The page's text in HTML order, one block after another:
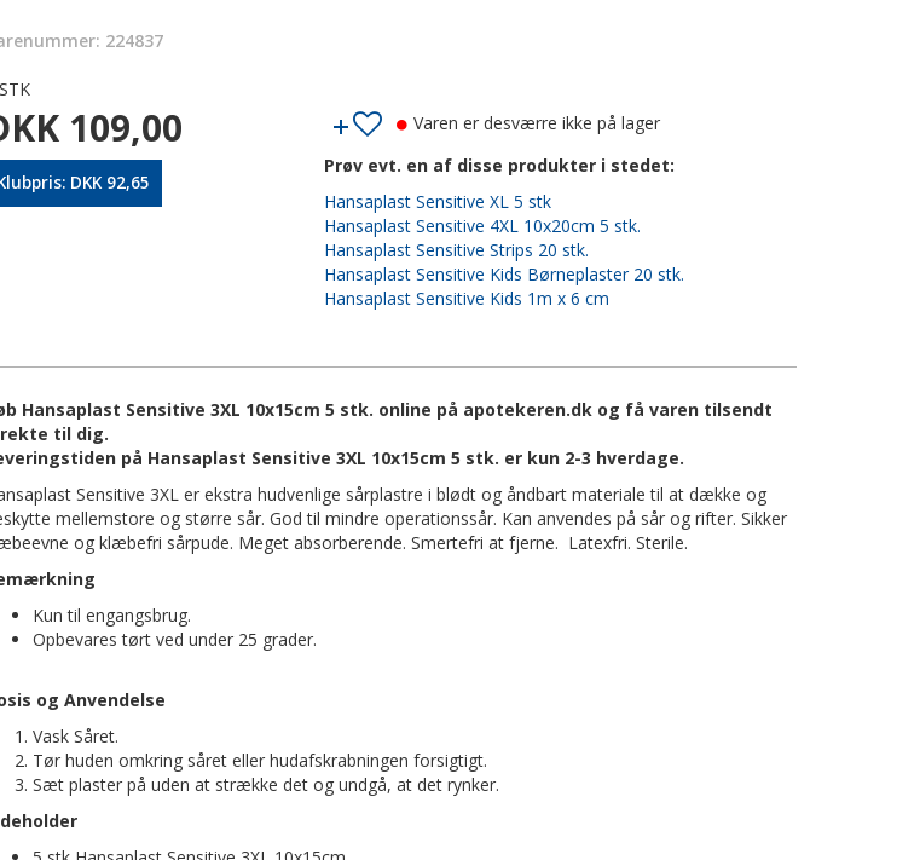
224837
109,00
DKK 92,65
Varen er desværre ikke på lager
Prøv evt. en af disse produkter i stedet:
Hansaplast Sensitive XL 5 stk
Hansaplast Sensitive 4XL 10x20cm 5 stk.
Hansaplast Sensitive Strips 20 stk.
Hansaplast Sensitive Kids Børneplaster 20 stk.
Hansaplast Sensitive Kids 1m x 6 cm
Hansaplast Sensitive 3XL 10x15cm 5 stk. online på apotekeren.dk og få varen tilsendt
til dig.
på Hansaplast Sensitive 3XL 10x15cm 5 stk. er kun 2-3 hverdage.
Sensitive 3XL er ekstra hudvenlige sårplastre i blødt og åndbart materiale til at dække og
mellemstore og større sår. God til mindre operationssår. Kan anvendes på sår og rifter. Sikker
og klæbefri sårpude. Meget absorberende. Smertefri at fjerne. Latexfri. Sterile.
Kun til engangsbrug.
Opbevares tørt ved under 25 grader.
og Anvendelse
Vask Såret.
Tør huden omkring såret eller hudafskrabningen forsigtigt.
Sæt plaster på uden at strække det og undgå, at det rynker.